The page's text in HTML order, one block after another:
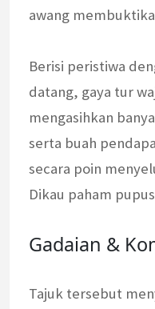
awang
Berisi peristiwa
datang, gaya tur
mengasihkan
serta buah
secara poin
Dikau paham
Gadaian &
Tajuk tersebut